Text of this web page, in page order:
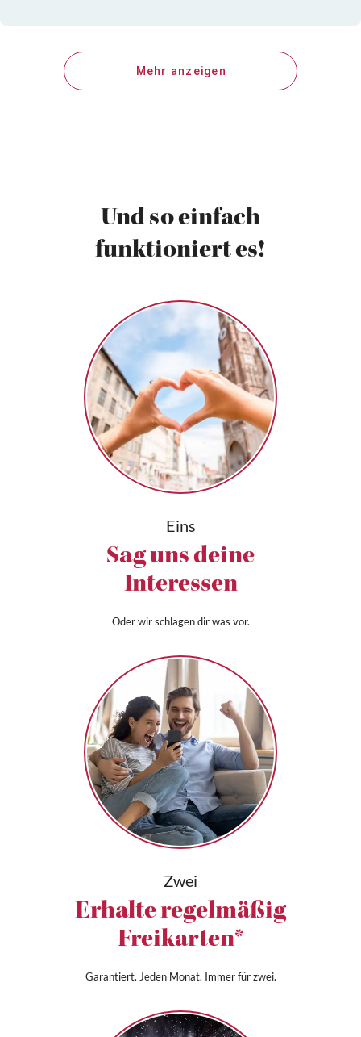
Mehr anzeigen
Und so einfach
funktioniert es!
Eins
Sag uns deine
Interessen
Oder wir schlagen dir was vor.
Zwei
Erhalte regelmäßig
Freikarten*
Garantiert. Jeden Monat. Immer für zwei.